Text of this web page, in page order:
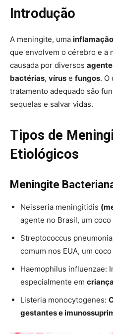
Introdução
A meningite, uma
que envolvem o cérebro e a
causada por diversos
bactérias, vírus e fungos. O
tratamento adequado são
sequelas e salvar vidas.
Tipos de
Etiológicos
Meningite
Neisseria meningitidis
agente no Brasil, um coco
Streptococcus
comum nos EUA, um coco
Haemophilus influenzae:
especialmente em
Listeria monocytogenes:
gestantes e